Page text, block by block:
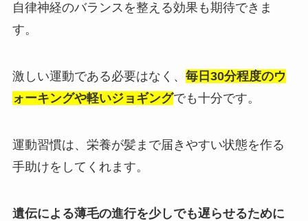
自律神経のバランスを整える効果も期待できま
す。
激しい運動である必要はなく、 毎日30分程度のウ
ォーキングや軽いジョギングでも十分です。
運動習慣は、栄養が髪まで届きやすい状態を作る
手助けをしてくれます。
遺伝による薄毛の進行を少しでも遅らせるために